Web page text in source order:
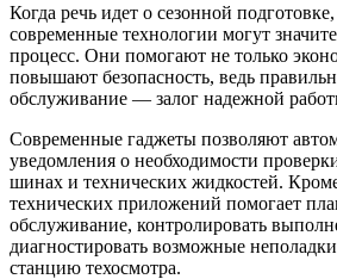
Когда речь идет о сезонной
современные технологии могут
процесс. Они помогают не только
повышают безопасность, ведь
обслуживание — залог надежной
Современные гаджеты позволяют
уведомления о необходимости
шинах и технических жидкостей.
технических приложений помогает
обслуживание, контролировать
диагностировать возможные
станцию техосмотра.